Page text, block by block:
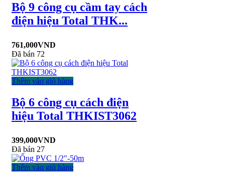
Bộ 9 công cụ cầm tay cách
điện hiệu Total THK...
761,000VND
Đã bán 72
Thêm vào giỏ hàng
Bộ 6 công cụ cách điện
hiệu Total THKIST3062
399,000VND
Đã bán 27
Thêm vào giỏ hàng